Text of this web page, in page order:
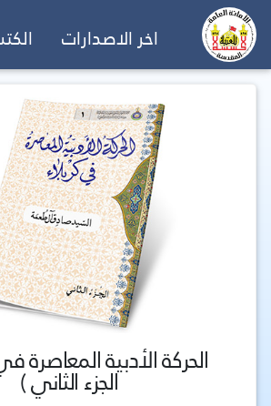
اخر الاصدارات
الحركة الأدبية المعاصرة
الجزء الثاني )